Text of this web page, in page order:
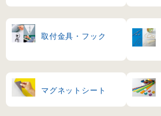
取付金具・フック
マグネットシート